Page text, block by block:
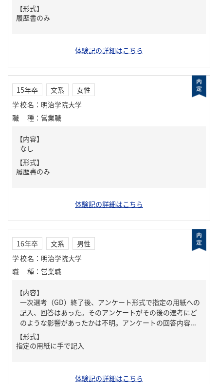
【形式】
履歴書のみ
体験記の詳細はこちら
15年卒 文系
女性
学校名 ： 明治学院大学
職種 ： 営業職
【内容】
なし
【形式】
履歴書のみ
体験記の詳細はこちら
16年卒 文系
男性
学校名 ： 明治学院大学
職種 ： 営業職
【内容】
一次選考（GD）終了後、アンケート形式で指定の用紙への
記入、回答はあった。そのアンケートがその後の選考にど
のような影響があったかは不明。アンケートの回答内容...
【形式】
指定の用紙に手で記入
体験記の詳細はこちら